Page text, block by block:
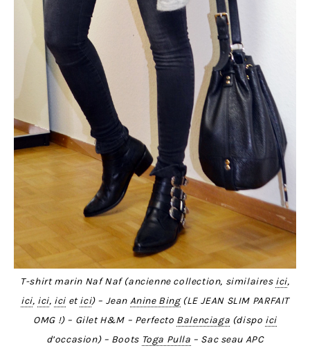
T-shirt marin Naf Naf (ancienne collection, similaires ici,
ici, ici, ici etici) – Jean Anine Bing(LE JEAN SLIM PARFAIT
OMG !) – Gilet H&M – Perfecto Balenciaga (dispo ici
d’occasion) – Boots Toga Pulla – Sac seau APC